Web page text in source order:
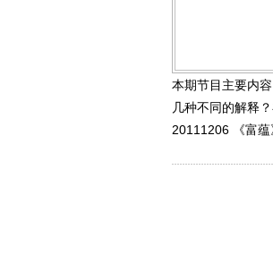
本期节目主要内
几种不同的解释
20111206 《富蕴